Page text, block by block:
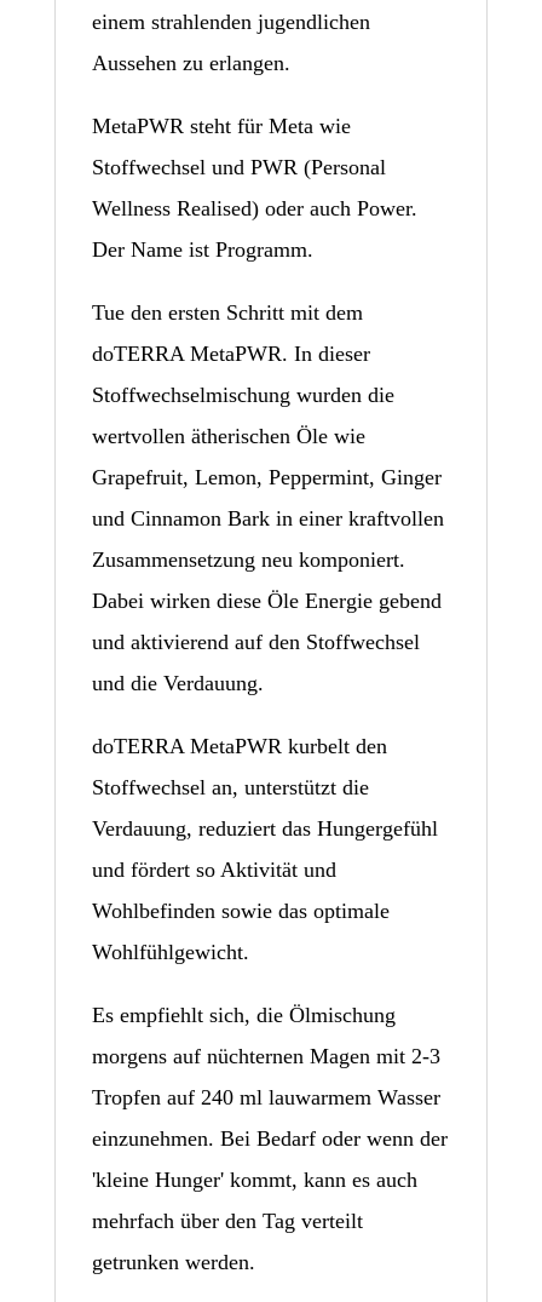
einem strahlenden jugendlichen
Aussehen zu erlangen.
MetaPWR steht für Meta wie
Stoffwechsel und PWR (Personal
Wellness Realised) oder auch Power.
Der Name ist Programm.
Tue den ersten Schritt mit dem
doTERRA MetaPWR. In dieser
Stoffwechselmischung wurden die
wertvollen ätherischen Öle wie
Grapefruit, Lemon, Peppermint, Ginger
und Cinnamon Bark in einer kraftvollen
Zusammensetzung neu komponiert.
Dabei wirken diese Öle Energie gebend
und aktivierend auf den Stoffwechsel
und die Verdauung.
doTERRA MetaPWR kurbelt den
Stoffwechsel an, unterstützt die
Verdauung, reduziert das Hungergefühl
und fördert so Aktivität und
Wohlbefinden sowie das optimale
Wohlfühlgewicht.
Es empfiehlt sich, die Ölmischung
morgens auf nüchternen Magen mit 2-3
Tropfen auf 240 ml lauwarmem Wasser
einzunehmen. Bei Bedarf oder wenn der
'kleine Hunger' kommt, kann es auch
mehrfach über den Tag verteilt
getrunken werden.